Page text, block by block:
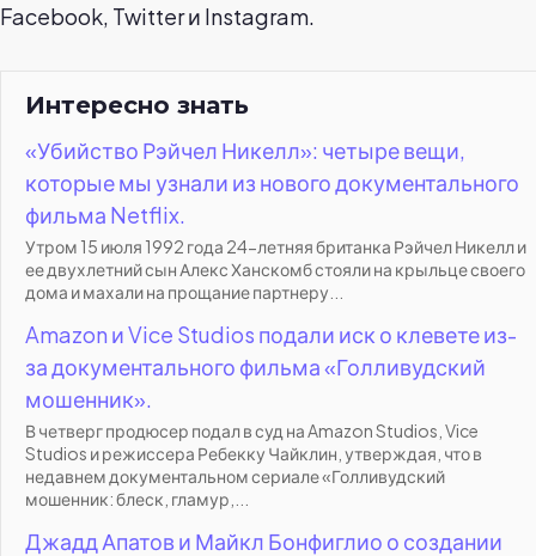
Facebook, Twitter и Instagram.
Интересно знать
«Убийство Рэйчел Никелл»: четыре вещи,
которые мы узнали из нового документального
фильма Netflix.
Утром 15 июля 1992 года 24-летняя британка Рэйчел Никелл и
ее двухлетний сын Алекс Ханскомб стояли на крыльце своего
дома и махали на прощание партнеру...
Amazon и Vice Studios подали иск о клевете из-
за документального фильма «Голливудский
мошенник».
В четверг продюсер подал в суд на Amazon Studios, Vice
Studios и режиссера Ребекку Чайклин, утверждая, что в
недавнем документальном сериале «Голливудский
мошенник: блеск, гламур,...
Джадд Апатов и Майкл Бонфиглио о создании